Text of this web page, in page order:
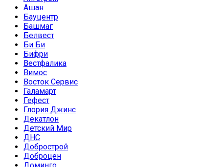
Ашан
Бауцентр
Башмаг
Белвест
Би Би
Бифри
Вестфалика
Вимос
Восток Сервис
Галамарт
Гефест
Глория Джинс
Декатлон
Детский Мир
ДНС
Добрострой
Доброцен